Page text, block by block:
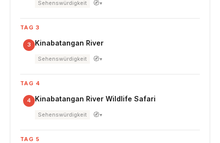
Sehenswürdigkeit 🧭▾
TAG 3
3 Kinabatangan River
Sehenswürdigkeit 🧭▾
TAG 4
4 Kinabatangan River Wildlife Safari
Sehenswürdigkeit 🧭▾
TAG 5